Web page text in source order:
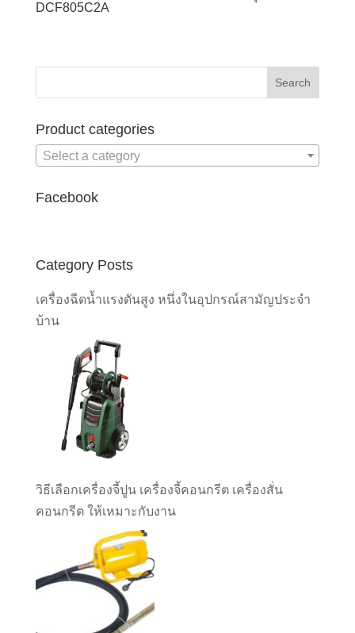
DCF805C2A
Product categories
Select a category
Facebook
Category Posts
เครื่องฉีดน้ำแรงดันสูง หนึ่งในอุปกรณ์สามัญประจำ
บ้าน
วิธีเลือกเครื่องจี้ปูน เครื่องจี้คอนกรีต เครื่องสั่น
คอนกรีต ให้เหมาะกับงาน